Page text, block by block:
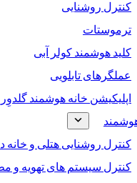
کنترل روشنایی
ترموستات
کلید هوشمند کولر آبی
عملگرهای تابلویی
اپلیکیشن خانه هوشمند گلدوِر
کنترل روشنایی هتلی و خانه
کنترل سیستم های تهویه و